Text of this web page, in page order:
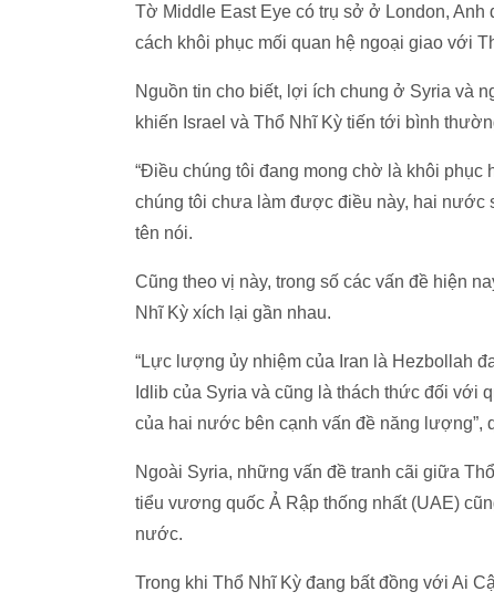
Tờ Middle East Eye có trụ sở ở London,
cách khôi phục mối quan hệ ngoại giao với
Nguồn tin cho biết, lợi ích chung ở Syria và
khiến Israel và Thổ Nhĩ Kỳ tiến tới bình
“Điều chúng tôi đang mong chờ là khôi
chúng tôi chưa làm được điều này, hai nước
tên nói.
Cũng theo vị này, trong số các vấn đề hiện
Nhĩ Kỳ xích lại gần nhau.
“Lực lượng ủy nhiệm của Iran là Hezbollah
Idlib của Syria và cũng là thách thức đối với
của hai nước bên cạnh vấn đề năng lượng”,
Ngoài Syria, những vấn đề tranh cãi giữa
tiểu vương quốc Ả Rập thống nhất (UAE)
nước.
Trong khi Thổ Nhĩ Kỳ đang bất đồng với Ai